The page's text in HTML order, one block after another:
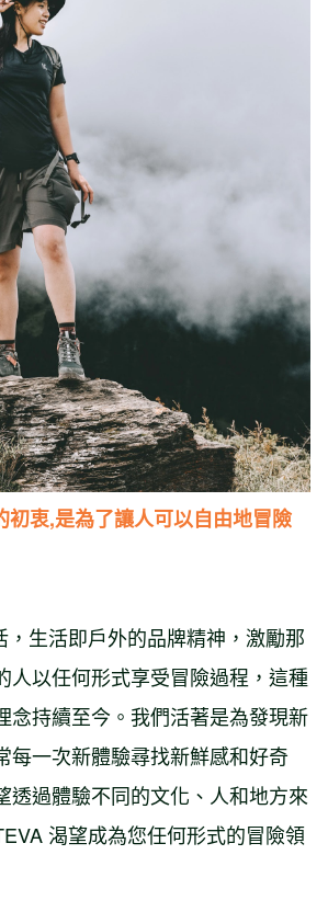
初衷,是為了讓人可以自由地冒險
，生活即戶外的品牌精神，激勵那
人以任何形式享受冒險過程，這種
念持續至今。我們活著是為發現新
每一次新體驗尋找新鮮感和好奇
透過體驗不同的文化、人和地方來
渴望成為您任何形式的冒險領